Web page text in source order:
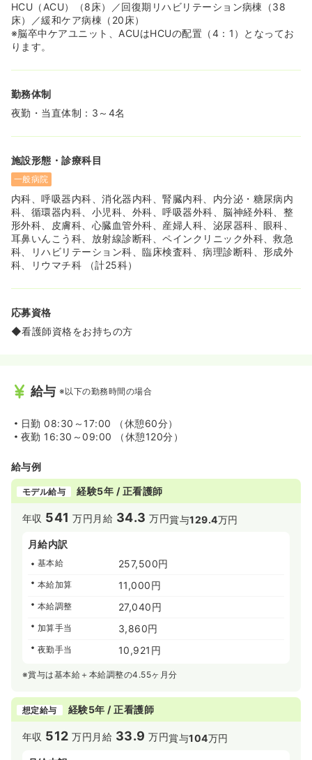
HCU（ACU）（8床）／回復期リハビリテーション病棟（38
床）／緩和ケア病棟（20床）
※脳卒中ケアユニット、ACUはHCUの配置（4：1）となってお
ります。
勤務体制
夜勤・当直体制：3～4名
施設形態・診療科目
一般病院
内科、呼吸器内科、消化器内科、腎臓内科、内分泌・糖尿病内
科、循環器内科、小児科、外科、呼吸器外科、脳神経外科、整
形外科、皮膚科、心臓血管外科、産婦人科、泌尿器科、眼科、
耳鼻いんこう科、放射線診断科、ペインクリニック外科、救急
科、リハビリテーション科、臨床検査科、病理診断科、形成外
科、リウマチ科 （計25科）
応募資格
◆看護師資格をお持ちの方
給与 ※以下の勤務時間の場合
日勤 08:30～17:00 （休憩60分）
夜勤 16:30～09:00 （休憩120分）
給与例
モデル給与 経験5年 / 正看護師
年収 541 万円 月給 34.3 万円賞与129.4万円
月給内訳
基本給 257,500円
本給加算 11,000円
本給調整 27,040円
加算手当 3,860円
夜勤手当 10,921円
※賞与は基本給＋本給調整の4.55ヶ月分
想定給与 経験5年 / 正看護師
年収 512 万円 月給 33.9 万円賞与104万円